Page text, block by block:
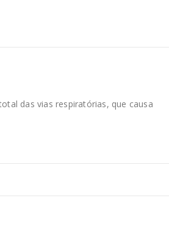
das vias respiratórias, que causa